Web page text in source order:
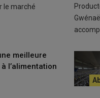
de la vie des
en moyenne. J’imagine
naturellement celle de la
on peut l’emmener loin
»,
le marché
meilleure
l’alimentation